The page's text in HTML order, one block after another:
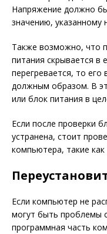
Напряжение должно
значению, указанному
Также возможно, что
питания скрывается в
перегревается, то
должным образом. В
или блок питания в
Если после проверки
устранена, стоит
компьютера, такие
Если компьютер не
могут быть проблемы
программная часть